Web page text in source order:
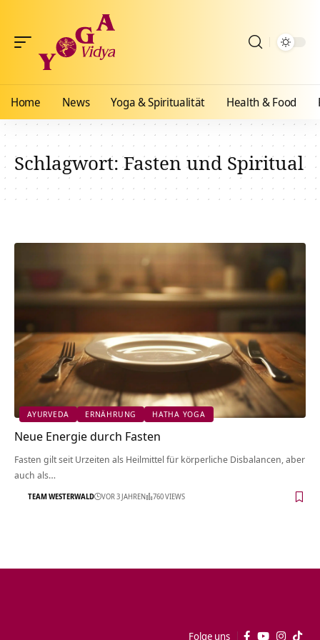
Home News Yoga & Spiritualität Health & Food
Schlagwort:Fasten und Spiritual
AYURVEDA ERNÄHRUNG HATHA YOGA
Neue Energie durch Fasten
Fasten gilt seit Urzeiten als Heilmittel für körperliche Disbalancen, aber
auch als…
TEAM WESTERWALD VOR 3 JAHREN 760 VIEWS
Folge uns